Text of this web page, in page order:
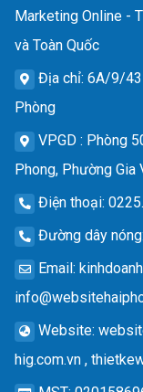
Marketing Online -
và Toàn Quốc
Địa chỉ: 6A/9/
Phòng
VPGD : Phòng
Phong, Phường Gia
Điện thoại:
Đường dây nóng
Email:
Website:
hig.com.vn ,